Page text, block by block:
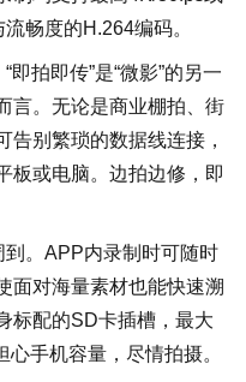
畅度的H.264编码。
即拍即传”是“微影”的另一
言。无论是商业棚拍、街
告别繁琐的数据线连接，
板或电脑。边拍边修，即
到。APP内录制时可随时
面对海量素材也能快速溯
标配的SD卡插槽，最大
手机容量，尽情拍摄。